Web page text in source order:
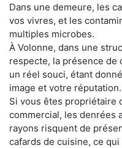
Dans une demeure, les
vos vivres, et les
multiples microbes.
À Volonne, dans une
respecte, la présence de
un réel souci, étant
image et votre réputation.
Si vous êtes propriétaire
commercial, les denrées
rayons risquent de
cafards de cuisine, ce